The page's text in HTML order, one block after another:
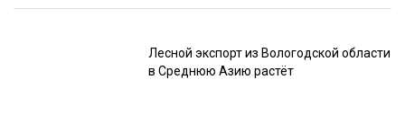
Лесной экспорт из Вологодской области
в Среднюю Азию растёт